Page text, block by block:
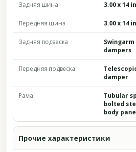
Задняя шина 3.00 x 14
Передняя шина 3.00 x 14
Задняя подвеска
dampers
Передняя подвеска
damper
Рама
Tubular
bolted
body
Прочие характеристики